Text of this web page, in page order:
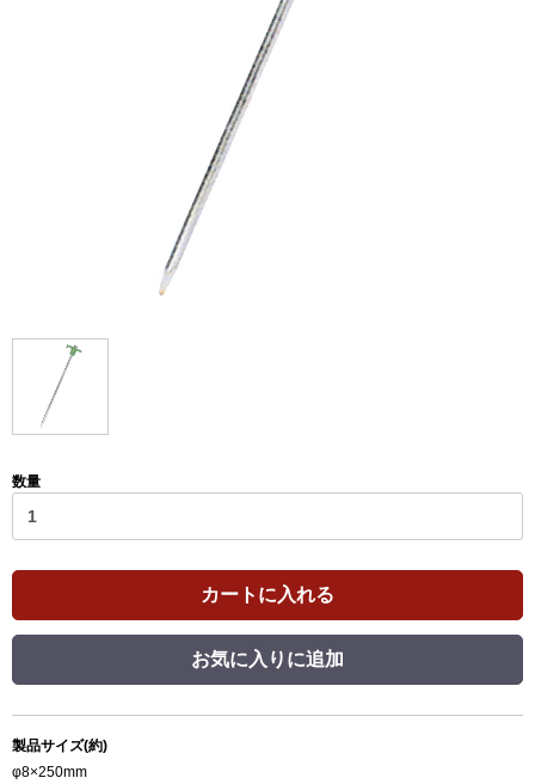
数量
カートに入れる
お気に入りに追加
製品サイズ(約)
φ8×250mm